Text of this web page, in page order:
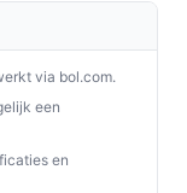
via bol.com.
een
en